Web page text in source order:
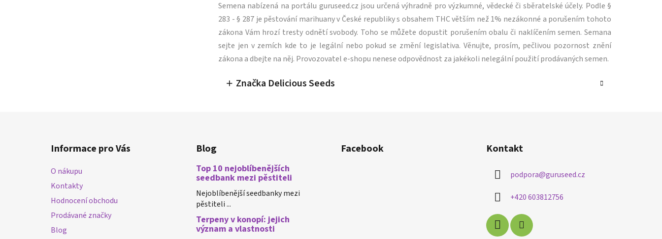
Semena nabízená na portálu guruseed.cz jsou určená výhradně pro výzkumné, vědecké či sběratelské účely. Podle §
283 - § 287 je pěstování marihuany v České republiky s obsahem THC větším než 1% nezákonné a porušením tohoto
zákona Vám hrozí tresty odnětí svobody. Toho se můžete dopustit porušením obalu či naklíčením semen. Semana
sejte jen v zemích kde to je legální nebo pokud se změní legislativa. Věnujte, prosím, pečlivou pozornost znění
zákona a dbejte na něj. Provozovatel e-shopu nenese odpovědnost za jakékoli nelegální použití prodávaných semen.
Značka Delicious Seeds
Informace pro Vás
O nákupu
Kontakty
Hodnocení obchodu
Prodávané značky
Blog
Blog
Top 10 nejoblíbenějších
seedbank mezi pěstiteli
Nejoblíbenější seedbanky mezi
pěstiteli ...
Terpeny v konopí: jejich
význam a vlastnosti
Facebook Kontakt
podpora@guruseed.cz
+420 603812756